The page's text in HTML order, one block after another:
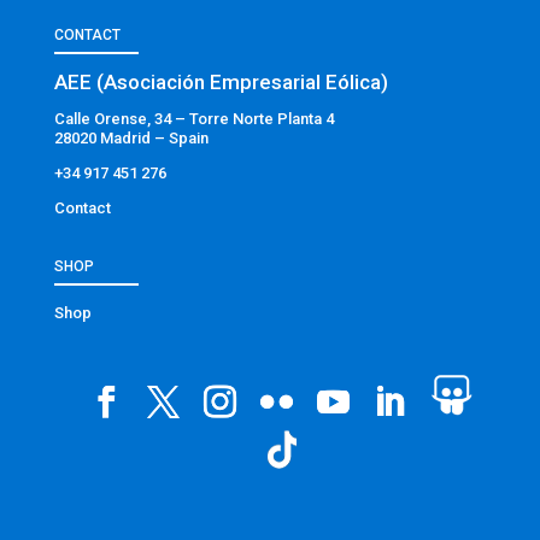
CONTACT
AEE (Asociación Empresarial Eólica)
Calle Orense, 34 – Torre Norte Planta 4
28020 Madrid – Spain
+34 917 451 276
Contact
SHOP
Shop